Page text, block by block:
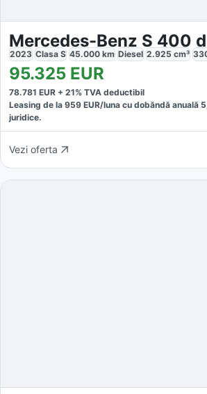
2023 Clasa S 45.000 km Diesel 2.925 cm³
95.325 EUR
78.781 EUR + 21% TVA deductibil
Leasing de la 959 EUR/luna cu dobăndă anuală
juridice.
Vezi oferta